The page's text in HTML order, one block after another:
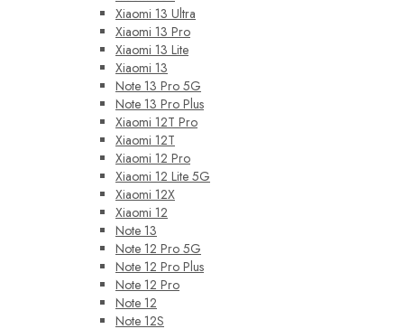
Xiaomi 13 Ultra
Xiaomi 13 Pro
Xiaomi 13 Lite
Xiaomi 13
Note 13 Pro 5G
Note 13 Pro Plus
Xiaomi 12T Pro
Xiaomi 12T
Xiaomi 12 Pro
Xiaomi 12 Lite 5G
Xiaomi 12X
Xiaomi 12
Note 13
Note 12 Pro 5G
Note 12 Pro Plus
Note 12 Pro
Note 12
Note 12S